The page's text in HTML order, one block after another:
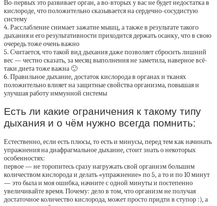
Во-первых это развивает орган, а во-вторых у вас не будет недостатка в
кислороде, что положительно сказывается на сердечно-сосудистую
систему
4. Расслабление снимает зажатие мышц, а также в результате такого
дыхания и его результативности приходится держать осанку, что в свою
очередь тоже очень важно
5. Считается, что такой вид дыхания даже позволяет сбросить лишний
вес — честно сказать, за месяц выполнения не заметила, наверное всё-
таки диета тоже важна 🙂
6. Правильное дыхание, достаток кислорода в органах и тканях
положительно влияет на защитные свойства организма, повышая и
улучшая работу иммунной системы
Есть ли какие ограничения к такому типу
дыхания и о чём нужно всегда помнить:
Естественно, если есть плюсы, то есть и минусы, перед тем как начинать
упражнения на диафрагмальное дыхание, стоит знать о некоторых
особенностях:
первое — не торопитесь сразу нагружать свой организм большим
количеством кислорода и делать «упражнение» по 5, а то и по 10 минут
— это была и моя ошибка, начните с одной минуты и постепенно
увеличивайте время. Почему: дело в том, что организм не получая
достаточное количество кислорода, может просто придти в ступор :), а